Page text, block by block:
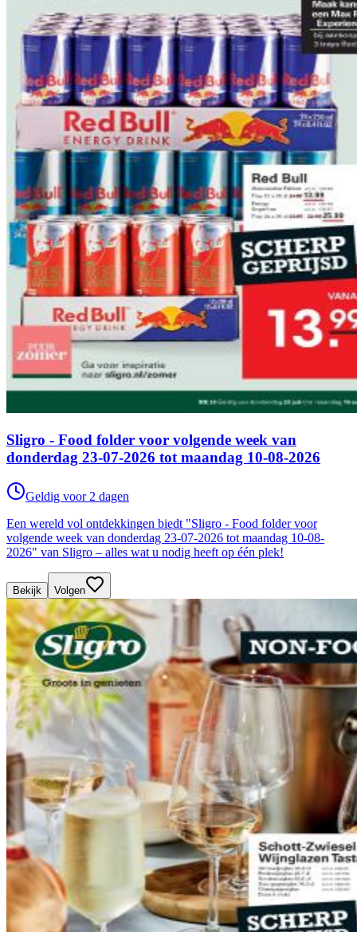
Sligro - Food folder voor volgende week van
donderdag 23-07-2026 tot maandag 10-08-2026
Geldig voor 2 dagen
Een wereld vol ontdekkingen biedt "Sligro - Food folder voor
volgende week van donderdag 23-07-2026 tot maandag 10-08-
2026" van Sligro – alles wat u nodig heeft op één plek!
Bekijk Volgen